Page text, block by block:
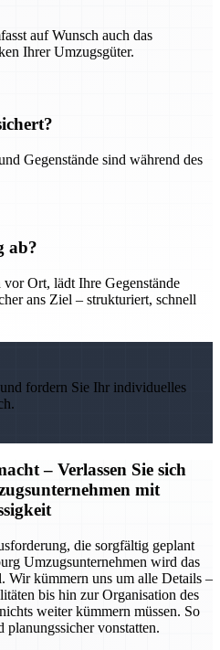
auf Wunsch auch das
Ihrer Umzugsgüter.
Gegenstände sind während des
ab?
Ort, lädt Ihre Gegenstände
ans Ziel – strukturiert, schnell
fordern Sie Ihr individuelles
– Verlassen Sie sich
mit
die sorgfältig geplant
Umzugsunternehmen wird das
Wir kümmern uns um alle Details –
bis hin zur Organisation des
weiter kümmern müssen. So
vonstatten.